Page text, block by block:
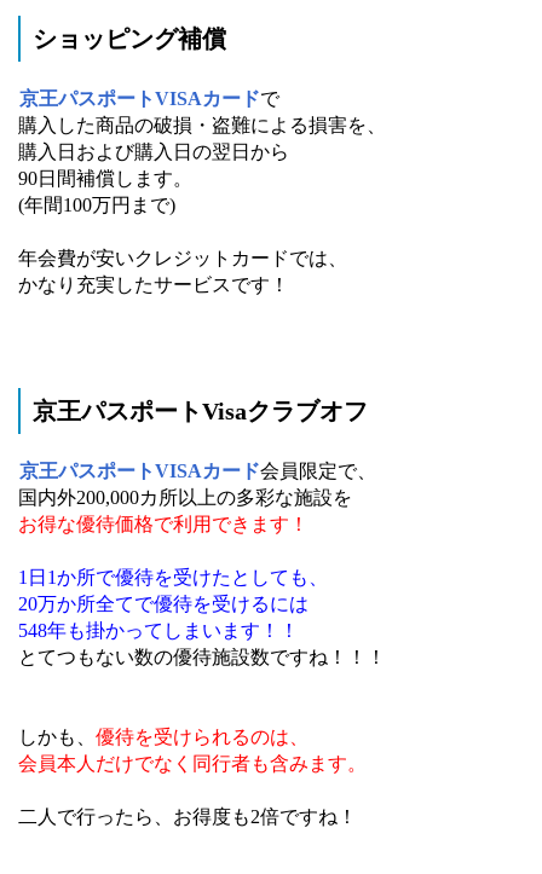
ショッピング補償
京王パスポートVISAカードで
購入した商品の破損・盗難による損害を、
購入日および購入日の翌日から
90日間補償します。
(年間100万円まで)
年会費が安いクレジットカードでは、
かなり充実したサービスです！
京王パスポートVisaクラブオフ
京王パスポートVISAカード会員限定で、
国内外200,000カ所以上の多彩な施設を
お得な優待価格で利用できます！
1日1か所で優待を受けたとしても、
20万か所全てで優待を受けるには
548年も掛かってしまいます！！
とてつもない数の優待施設数ですね！！！
しかも、 優待を受けられるのは、
会員本人だけでなく同行者も含みます。
二人で行ったら、お得度も2倍ですね！